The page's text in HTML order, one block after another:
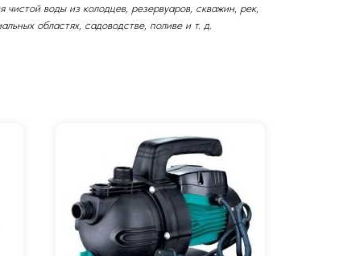
воды из колодцев, резервуаров, скважин, рек,
областях, садоводстве, поливе и т. д.